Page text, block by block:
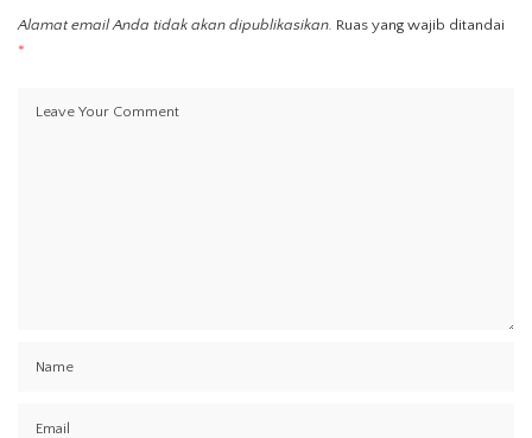
Alamat email Anda tidak akan dipublikasikan. Ruas yang wajib ditandai
*